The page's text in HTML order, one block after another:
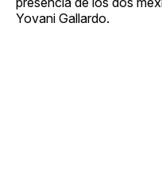
Yovani Gallardo.